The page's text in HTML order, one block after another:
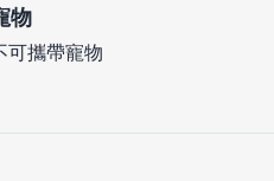
物
可攜帶寵物